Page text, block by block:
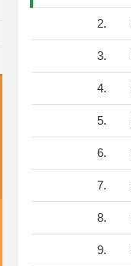
2.
3.
4.
5.
6.
7.
8.
9.